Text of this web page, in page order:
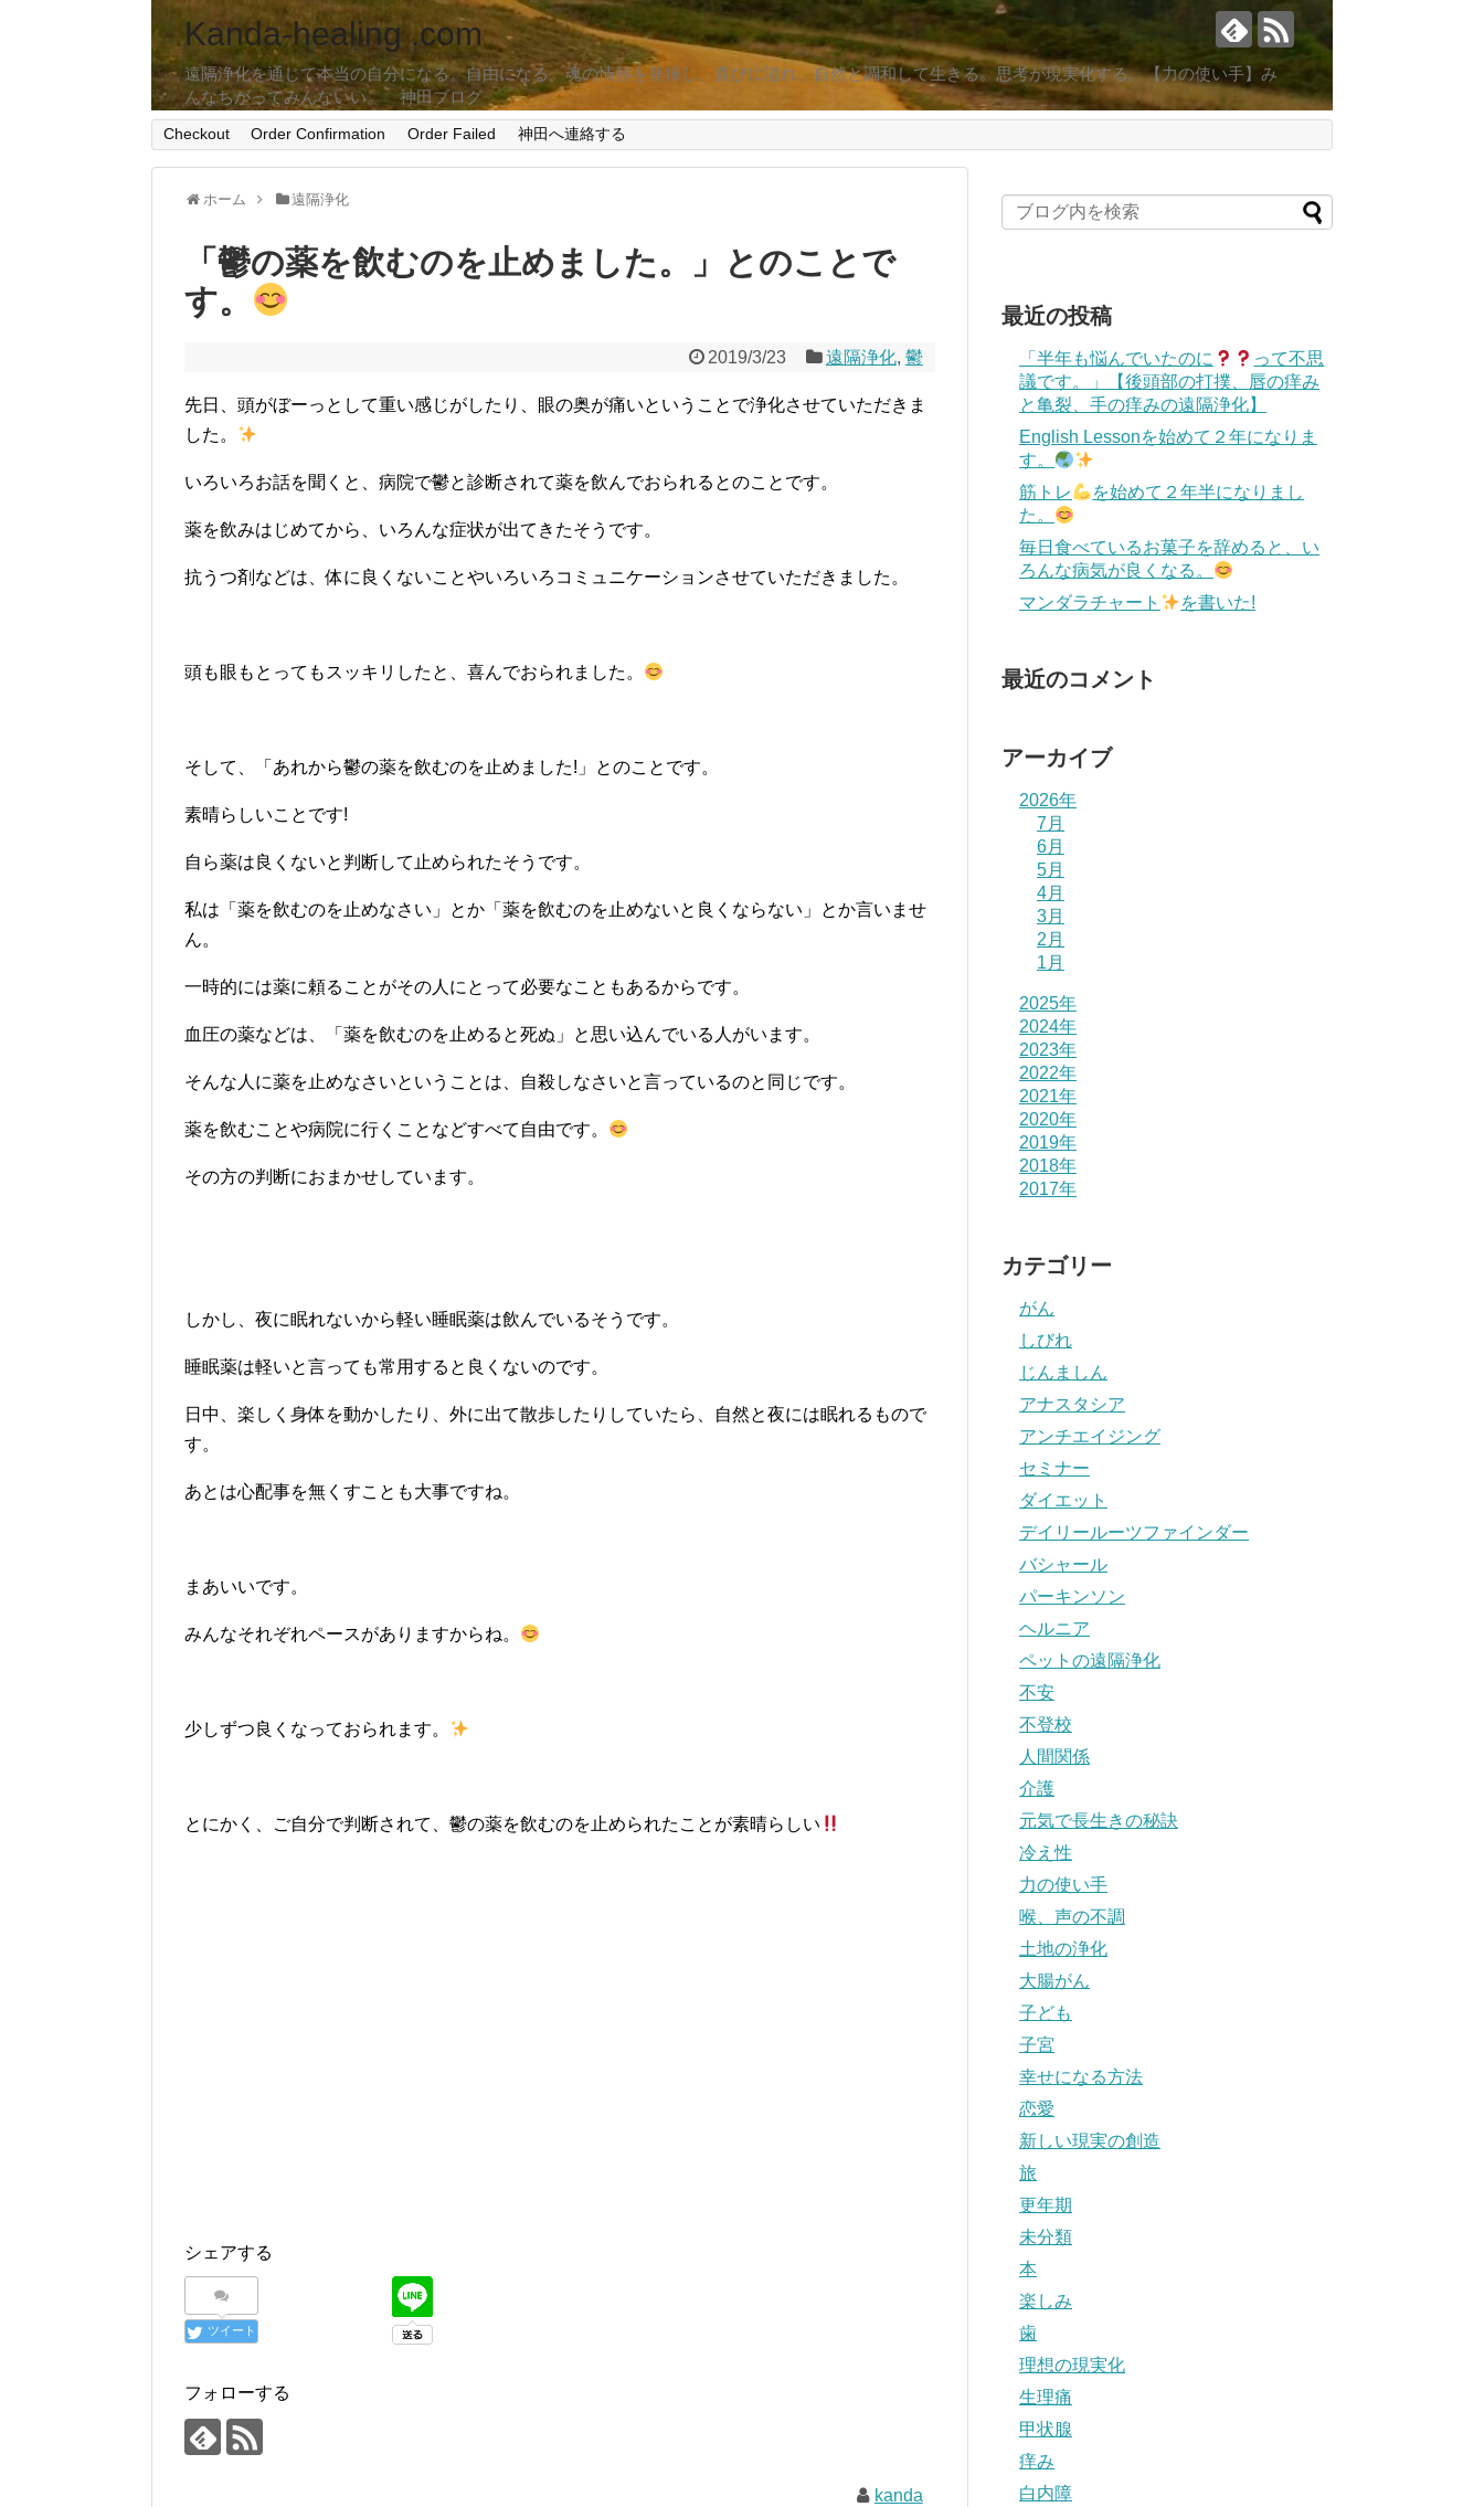
Kanda-healing .com
遠隔浄化を通じて本当の自分になる。自由になる。魂の情熱を発揮し、喜びに溢れ、自然と調和して生きる。思考が現実化する。【力の使い手】み
んなちがってみんないい。 神田ブログ
Checkout Order Confirmation Order Failed 神田へ連絡する
ホーム 遠隔浄化
「鬱の薬を飲むのを止めました。」とのことで
す。
2019/3/23 遠隔浄化, 鬱
先日、頭がぼーっとして重い感じがしたり、眼の奥が痛いということで浄化させていただきま
した。
いろいろお話を聞くと、病院で鬱と診断されて薬を飲んでおられるとのことです。
薬を飲みはじめてから、いろんな症状が出てきたそうです。
抗うつ剤などは、体に良くないことやいろいろコミュニケーションさせていただきました。
頭も眼もとってもスッキリしたと、喜んでおられました。
そして、「あれから鬱の薬を飲むのを止めました!」とのことです。
素晴らしいことです!
自ら薬は良くないと判断して止められたそうです。
私は「薬を飲むのを止めなさい」とか「薬を飲むのを止めないと良くならない」とか言いませ
ん。
一時的には薬に頼ることがその人にとって必要なこともあるからです。
血圧の薬などは、「薬を飲むのを止めると死ぬ」と思い込んでいる人がいます。
そんな人に薬を止めなさいということは、自殺しなさいと言っているのと同じです。
薬を飲むことや病院に行くことなどすべて自由です。
その方の判断におまかせしています。
しかし、夜に眠れないから軽い睡眠薬は飲んでいるそうです。
睡眠薬は軽いと言っても常用すると良くないのです。
日中、楽しく身体を動かしたり、外に出て散歩したりしていたら、自然と夜には眠れるもので
す。
あとは心配事を無くすことも大事ですね。
まあいいです。
みんなそれぞれペースがありますからね。
少しずつ良くなっておられます。
とにかく、ご自分で判断されて、鬱の薬を飲むのを止められたことが素晴らしい
シェアする
ツイート
フォローする
kanda
最近の投稿
「半年も悩んでいたのに
って不思
議です。」【後頭部の打撲、唇の痒み
と亀裂、手の痒みの遠隔浄化】
English Lessonを始めて２年になりま
す。
筋トレ
を始めて２年半になりまし
た。
毎日食べているお菓子を辞めると、い
ろんな病気が良くなる。
マンダラチャート
を書いた!
最近のコメント
アーカイブ
2026年
7月
6月
5月
4月
3月
2月
1月
2025年
2024年
2023年
2022年
2021年
2020年
2019年
2018年
2017年
カテゴリー
がん
しびれ
じんましん
アナスタシア
アンチエイジング
セミナー
ダイエット
デイリールーツファインダー
バシャール
パーキンソン
ヘルニア
ペットの遠隔浄化
不安
不登校
人間関係
介護
元気で長生きの秘訣
冷え性
力の使い手
喉、声の不調
土地の浄化
大腸がん
子ども
子宮
幸せになる方法
恋愛
新しい現実の創造
旅
更年期
未分類
本
楽しみ
歯
理想の現実化
生理痛
甲状腺
痒み
白内障